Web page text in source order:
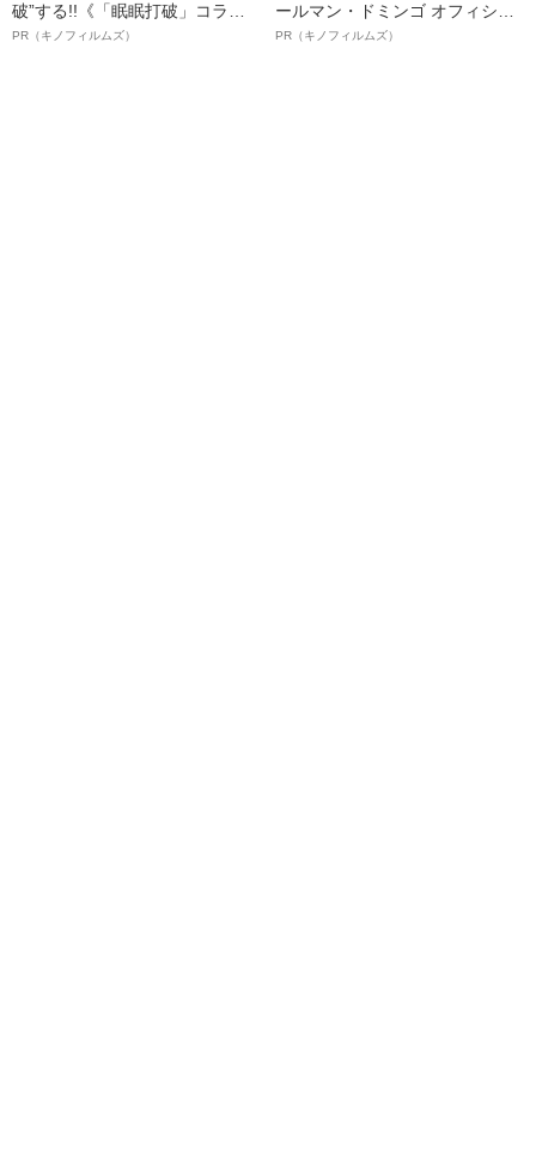
破”する!!《「眠眠打破」コラ
ボ》
PR（キノフィルムズ）
ールマン・ドミンゴ オフィシャ
ルインタビュー“観客を魅了した
PR（キノフィルムズ）